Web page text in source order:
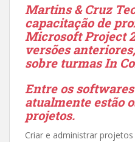
Martins & Cruz
capacitação de
Microsoft Project
versões
sobre turmas In
Entre os
atualmente estão
projetos.
Criar e administrar